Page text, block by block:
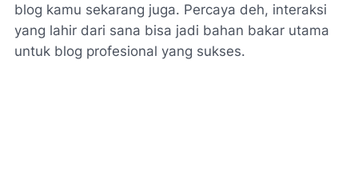
blog kamu sekarang juga. Percaya deh, interaksi
yang lahir dari sana bisa jadi bahan bakar utama
untuk blog profesional yang sukses.